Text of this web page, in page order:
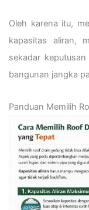
Oleh karena itu,
kapasitas aliran,
sekadar
bangunan jangka
Panduan Memilih